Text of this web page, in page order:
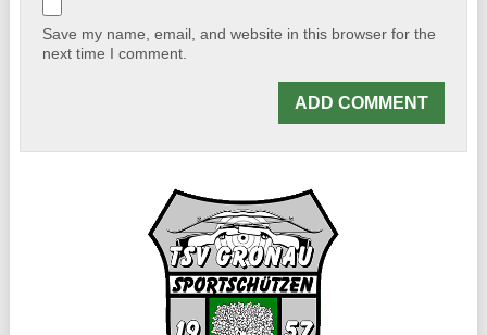
Save my name, email, and website in this browser for the
next time I comment.